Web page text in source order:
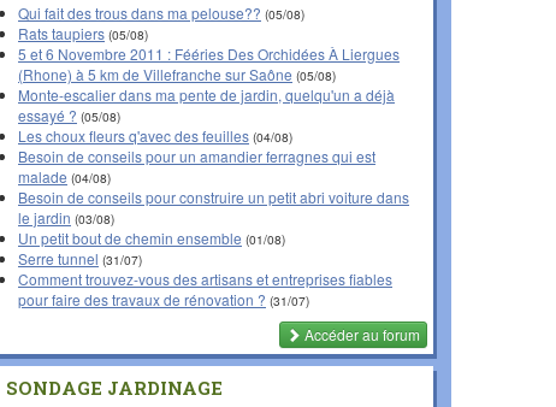
Qui fait des trous dans ma pelouse?? (05/08)
Rats taupiers (05/08)
5 et 6 Novembre 2011 : Fééries Des Orchidées À Liergues
(Rhone) à 5 km de Villefranche sur Saône (05/08)
Monte-escalier dans ma pente de jardin, quelqu'un a déjà
essayé ? (05/08)
Les choux fleurs q'avec des feuilles (04/08)
Besoin de conseils pour un amandier ferragnes qui est
malade (04/08)
Besoin de conseils pour construire un petit abri voiture dans
le jardin (03/08)
Un petit bout de chemin ensemble (01/08)
Serre tunnel (31/07)
Comment trouvez-vous des artisans et entreprises fiables
pour faire des travaux de rénovation ? (31/07)
Accéder au forum
SONDAGE JARDINAGE